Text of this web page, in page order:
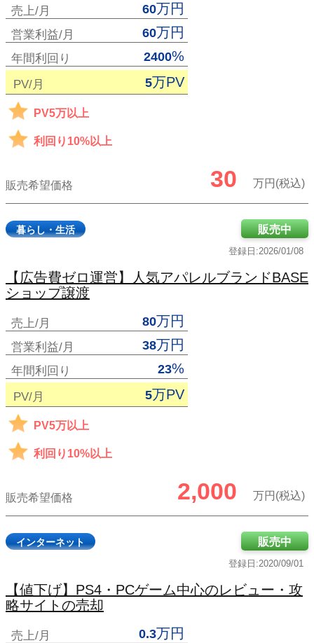
売上/月 60万円
営業利益/月 60万円
年間利回り 2400%
PV/月 5万PV
PV5万以上
利回り10%以上
販売希望価格 30 万円(税込)
暮らし・生活
登録日:2026/01/08
販売中
【広告費ゼロ運営】人気アパレルブランドBASE
ショップ譲渡
売上/月 80万円
営業利益/月 38万円
年間利回り 23%
PV/月 5万PV
PV5万以上
利回り10%以上
販売希望価格 2,000 万円(税込)
インターネット
登録日:2020/09/01
販売中
【値下げ】PS4・PCゲーム中心のレビュー・攻
略サイトの売却
売上/月 0.3万円